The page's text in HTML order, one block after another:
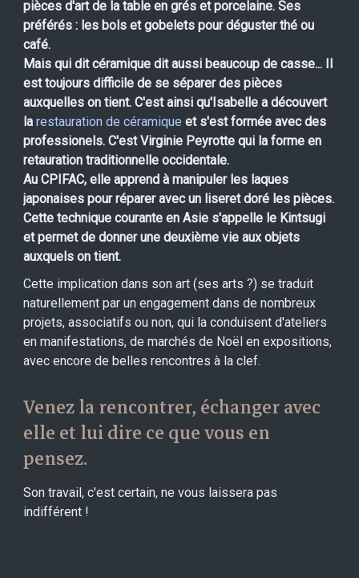
pièces d'art de la table en grés et porcelaine. Ses
préférés : les bols et gobelets pour déguster thé ou
café.
Mais qui dit céramique dit aussi beaucoup de casse... Il
est toujours difficile de se séparer des pièces
auxquelles on tient. C'est ainsi qu'Isabelle a découvert
la restauration de céramique et s'est formée avec des
professionels. C'est Virginie Peyrotte qui la forme en
retauration traditionnelle occidentale.
Au CPIFAC, elle apprend à manipuler les laques
japonaises pour réparer avec un liseret doré les pièces.
Cette technique courante en Asie s'appelle le Kintsugi
et permet de donner une deuxième vie aux objets
auxquels on tient.
Cette implication dans son art (ses arts ?) se traduit
naturellement par un engagement dans de nombreux
projets, associatifs ou non, qui la conduisent d'ateliers
en manifestations, de marchés de Noël en expositions,
avec encore de belles rencontres à la clef.
Venez la rencontrer, échanger avec
elle et lui dire ce que vous en
pensez.
Son travail, c'est certain, ne vous laissera pas
indifférent !